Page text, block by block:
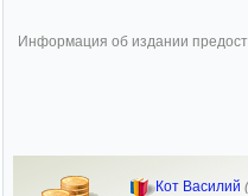
Информация об издании
Кот Василий